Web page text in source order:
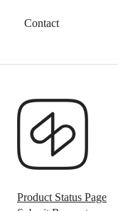
Application web
Contact
Product Status Page